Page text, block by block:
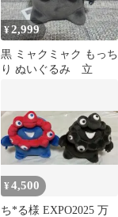
¥2,999
黒 ミャクミャク もっち
り ぬいぐるみ 立
¥4,500
ち*る様 EXPO2025 万